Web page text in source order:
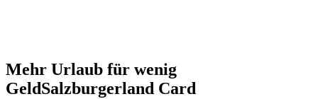
Mehr Urlaub für wenig
GeldSalzburgerland Card